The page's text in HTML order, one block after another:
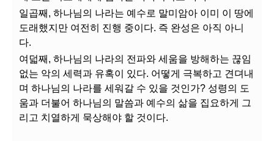
일곱째, 하나님의 나라는 예수로 말미암아 이미 이 땅에
도래했지만 여전히 진행 중이다. 즉 완성은 아직 아니
다.
여덟째, 하나님의 나라의 전파와 세움을 방해하는 끊임
없는 악의 세력과 유혹이 있다. 어떻게 극복하고 견뎌내
며 하나님의 나라를 세워갈 수 있을 것인가? 성령의 도
움과 더불어 하나님의 말씀과 예수의 삶을 집요하게 그
리고 치열하게 묵상해야 할 것이다.